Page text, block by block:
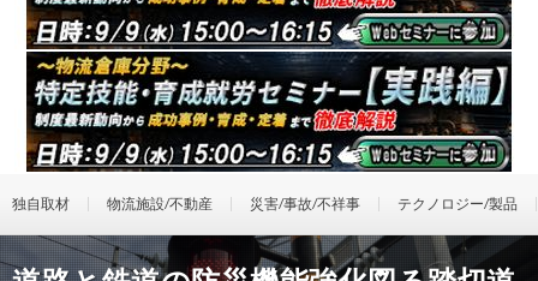
独自取材 物流施設/不動産 災害/事故/不祥事 テクノロジー/製品